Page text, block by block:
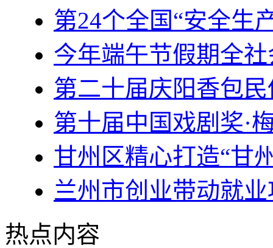
第24个全国“安全生
今年端午节假期全
第二十届庆阳香包
第十届中国戏剧奖·
甘州区精心打造“甘
兰州市创业带动就
热点内容